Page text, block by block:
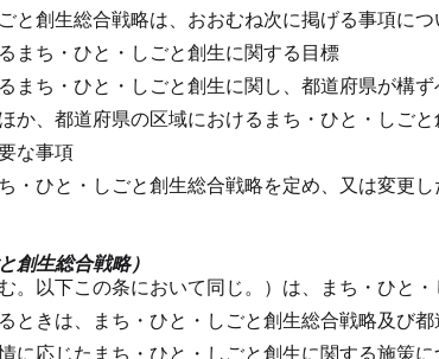
と創生総合戦略は、おおむね次に掲げる事項につ
まち・ひと・しごと創生に関する目標
まち・ひと・しごと創生に関し、都道府県が構
か、都道府県の区域におけるまち・ひと・しご
な事項
・ひと・しごと創生総合戦略を定め、又は変更
創生総合戦略）
。以下この条において同じ。）は、まち・ひと
ときは、まち・ひと・しごと創生総合戦略及び
に応じたまち・ひと・しごと創生に関する施策